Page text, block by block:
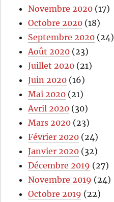
Novembre 2020 (17)
Octobre 2020 (18)
Septembre 2020 (24)
Août 2020 (23)
Juillet 2020 (21)
Juin 2020 (16)
Mai 2020 (21)
Avril 2020 (30)
Mars 2020 (23)
Février 2020 (24)
Janvier 2020 (32)
Décembre 2019 (27)
Novembre 2019 (24)
Octobre 2019 (22)